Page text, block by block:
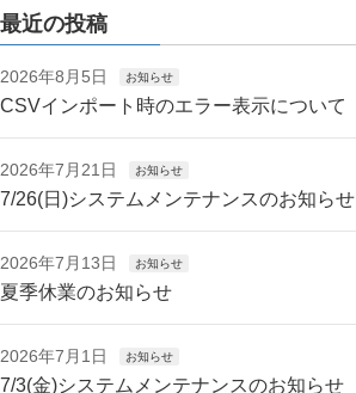
最近の投稿
2026年8月5日 お知らせ
CSVインポート時のエラー表示について
2026年7月21日 お知らせ
7/26(日)システムメンテナンスのお知らせ
2026年7月13日 お知らせ
夏季休業のお知らせ
2026年7月1日 お知らせ
7/3(金)システムメンテナンスのお知らせ